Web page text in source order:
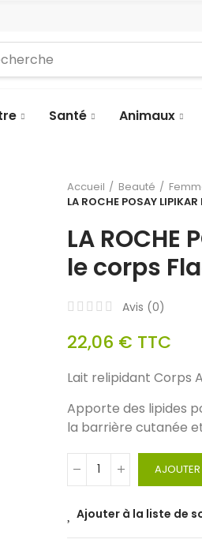
Santé Animaux
Accueil Beauté
LA ROCHE POSAY
LA ROCHE
le corps
Avis (0)
22,06 € TTC
Lait relipidant Corps
Apporte des lipides
la barrière cutanée
Ajouter à la liste de